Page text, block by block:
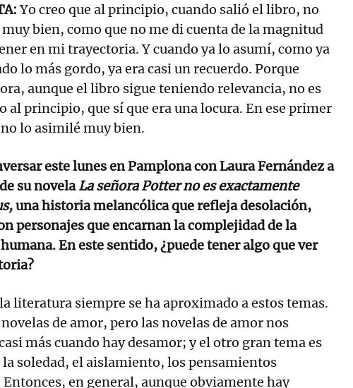
Yo creo que al principio, cuando salió el libro, no
bien, como que no me di cuenta de la magnitud
en mi trayectoria. Y cuando ya lo asumí, como ya
lo más gordo, ya era casi un recuerdo. Porque
aunque el libro sigue teniendo relevancia, no es
al principio, que sí que era una locura. En ese primer
lo asimilé muy bien.
este lunes en Pamplona con Laura Fernández a
su novelaLa señora Potter no es exactamente
una historia melancólica que refleja desolación,
personajes que encarnan la complejidad de la
En este sentido, ¿puede tener algo que ver
literatura siempre se ha aproximado a estos temas.
novelas de amor, pero las novelas de amor nos
más cuando hay desamor; y el otro gran tema es
soledad, el aislamiento, los pensamientos
en general, aunque obviamente hay